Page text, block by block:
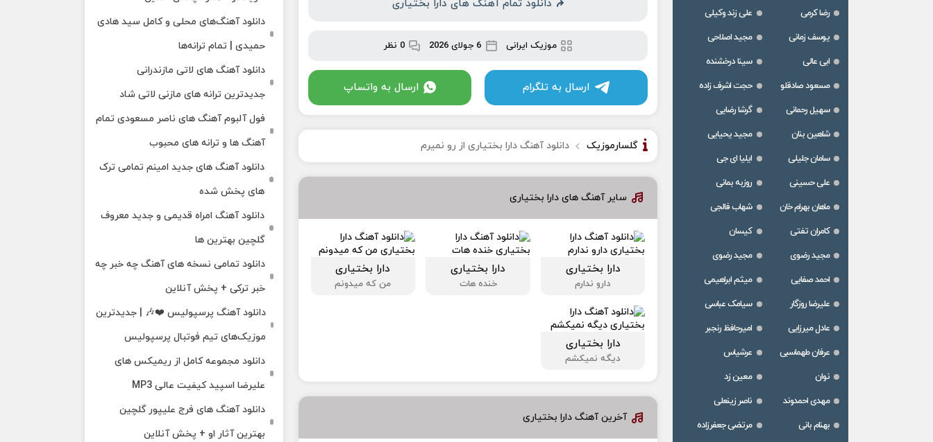
دانلود تمام آهنگ های دارا بختیاری
موزیک ایرانی 6 جولای 2026 0 نظر
ارسال به تلگرام ارسال به واتساپ
گلسارموزیک دانلود آهنگ دارا بختیاری از رو نمیرم
سایر آهنگ های دارا بختیاری
دارا بختیاری
دارو ندارم
دارا بختیاری
خنده هات
دارا بختیاری
من که میدونم
دارا بختیاری
دیگه نمیکشم
آخرین آهنگ دارا بختیاری
رضا کرمی
علی زند وکیلی
یوسف زمانی
مجید اصلاحی
ابی عالی
سینا درخشنده
مسعود صادقلو
حجت اشرف زاده
سهیل رحمانی
گرشا رضایی
شاهین بنان
مجید یحیایی
سامان جلیلی
ایلیا ای جی
علی حسینی
روزبه بمانی
ماهان بهرام خان
شهاب فالجی
کامران تفتی
کیسان
مجید رضوی
مجید رضوی
احمد صفایی
میثم ابراهیمی
علیرضا روزگار
سیامک عباسی
عادل میرزایی
امیرحافظ رنجبر
عرفان طهماسبی
عرشیاس
نوان
معین زد
مهدی احمدوند
ناصر زینعلی
بهنام بانی
مرتضی جعفرزاده
دانلود آهنگ‌های محلی و کامل سید هادی
حمیدی | تمام ترانه‌ها
دانلود آهنگ‌ های لاتی مازندرانی
جدیدترین ترانه های مازنی لاتی شاد
فول آلبوم آهنگ‌ های ناصر مسعودی تمام
آهنگ‌ ها و ترانه‌ های محبوب
دانلود آهنگ های جدید امینم تمامی ترک
های پخش شده
دانلود آهنگ امراه قدیمی و جدید معروف
گلچین بهترین ها
دانلود تمامی نسخه های آهنگ چه خبر چه
خبر ترکی + پخش آنلاین
دانلود آهنگ پرسپولیس ❤️🎶 | جدیدترین
موزیک‌های تیم فوتبال پرسپولیس
دانلود مجموعه کامل از ریمیکس های
علیرضا اسپید کیفیت عالی MP3
دانلود آهنگ های فرج علیپور گلچین
بهترین آثار او + پخش آنلاین